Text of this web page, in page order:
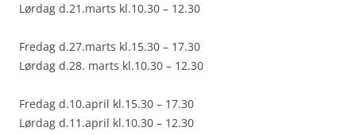
Lørdag d.21.marts kl.10.30 – 12.30
Fredag d.27.marts kl.15.30 – 17.30
Lørdag d.28. marts kl.10.30 – 12.30
Fredag d.10.april kl.15.30 – 17.30
Lørdag d.11.april kl.10.30 – 12.30